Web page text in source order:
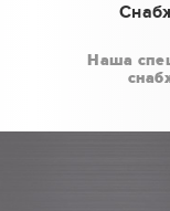
Наша